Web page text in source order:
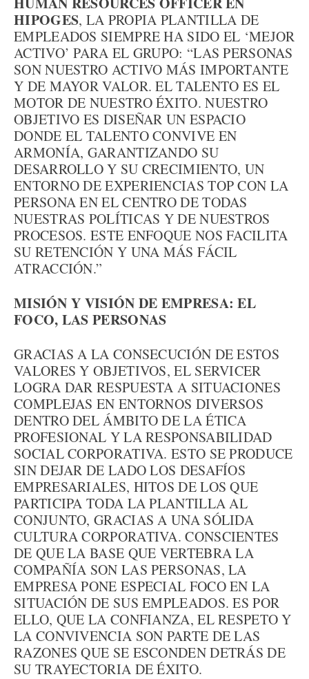
HIPOGES, LA PROPIA PLANTILLA DE
EMPLEADOS SIEMPRE HA SIDO EL ‘MEJOR
ACTIVO’ PARA EL GRUPO: “LAS PERSONAS
SON NUESTRO ACTIVO MÁS IMPORTANTE
Y DE MAYOR VALOR. EL TALENTO ES EL
MOTOR DE NUESTRO ÉXITO. NUESTRO
OBJETIVO ES DISEÑAR UN ESPACIO
DONDE EL TALENTO CONVIVE EN
ARMONÍA, GARANTIZANDO SU
DESARROLLO Y SU CRECIMIENTO, UN
ENTORNO DE EXPERIENCIAS TOP CON LA
PERSONA EN EL CENTRO DE TODAS
NUESTRAS POLÍTICAS Y DE NUESTROS
PROCESOS. ESTE ENFOQUE NOS FACILITA
SU RETENCIÓN Y UNA MÁS FÁCIL
ATRACCIÓN.”
MISIÓN Y VISIÓN DE EMPRESA: EL
FOCO, LAS PERSONAS
GRACIAS A LA CONSECUCIÓN DE ESTOS
VALORES Y OBJETIVOS, EL SERVICER
LOGRA DAR RESPUESTA A SITUACIONES
COMPLEJAS EN ENTORNOS DIVERSOS
DENTRO DEL ÁMBITO DE LA ÉTICA
PROFESIONAL Y LA RESPONSABILIDAD
SOCIAL CORPORATIVA. ESTO SE PRODUCE
SIN DEJAR DE LADO LOS DESAFÍOS
EMPRESARIALES, HITOS DE LOS QUE
PARTICIPA TODA LA PLANTILLA AL
CONJUNTO, GRACIAS A UNA SÓLIDA
CULTURA CORPORATIVA. CONSCIENTES
DE QUE LA BASE QUE VERTEBRA LA
COMPAÑÍA SON LAS PERSONAS, LA
EMPRESA PONE ESPECIAL FOCO EN LA
SITUACIÓN DE SUS EMPLEADOS. ES POR
ELLO, QUE LA CONFIANZA, EL RESPETO Y
LA CONVIVENCIA SON PARTE DE LAS
RAZONES QUE SE ESCONDEN DETRÁS DE
SU TRAYECTORIA DE ÉXITO.